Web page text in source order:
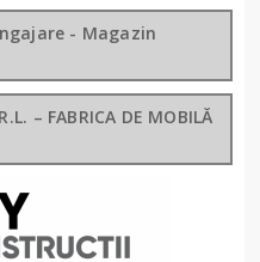
- Magazin
– FABRICA DE MOBILĂ